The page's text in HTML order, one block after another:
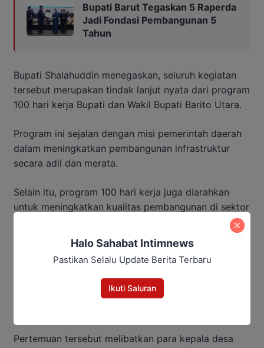
Bupati Barut Tegaskan 5 Raperda
Jadi Fondasi Pembangunan 5
Tahun
Bupati Shalahuddin menegaskan, seluruh kegiatan
tersebut merupakan tindak lanjut nyata dari program
100 hari kerja Bupati dan Wakil Bupati Barito Utara.
Program ini sejalan dengan misi pemerintah daerah
dalam meningkatkan pembangunan infrastruktur
secara adil dan merata.
Selain itu, program 100 hari kerja juga diarahkan
untuk meningkatkan kualitas pembangunan di sektor
perekonomian, kesehatan, pendidikan, pelayanan
masyarakat, pemerintahan, kebudayaan,
kepemudaan, dan olahraga.
Dalam kesempatan yang sama, Bupati dan Wakil
Bupati turut melakukan pertemuan dengan Forum
Pertemuan tersebut melibatkan para kepala desa
Halo Sahabat Intimnews
Pastikan Selalu Update Berita Terbaru
Ikuti Saluran